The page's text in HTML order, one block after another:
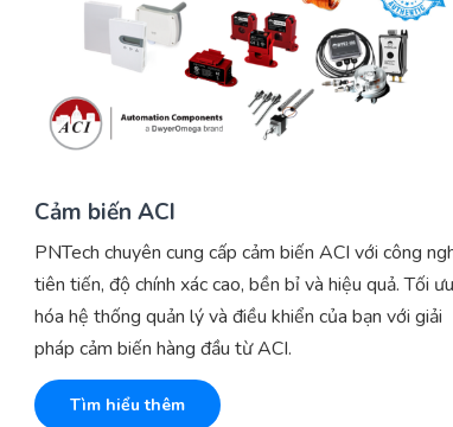
Cảm biến ACI
PNTech chuyên cung cấp cảm biến ACI với công
tiên tiến, độ chính xác cao, bền bỉ và hiệu quả. Tối ưu
hóa hệ thống quản lý và điều khiển của bạn với giải
pháp cảm biến hàng đầu từ ACI.
Tìm hiểu thêm